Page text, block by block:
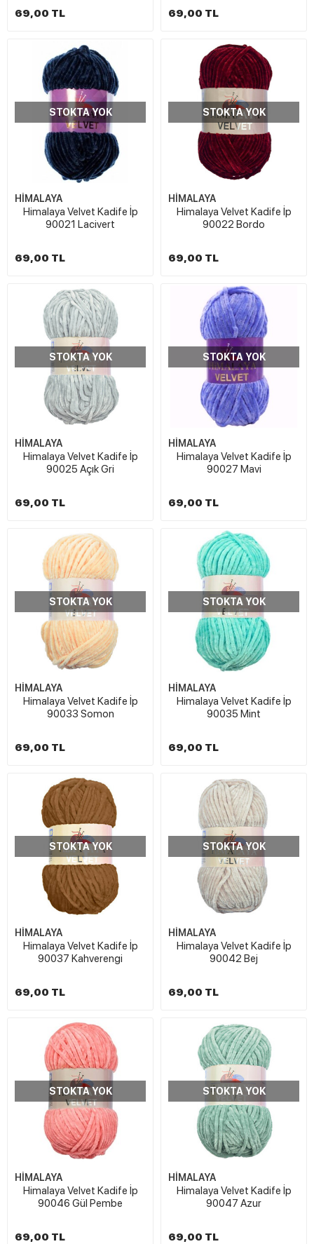
69,00 TL 69,00 TL
STOKTA YOK
HİMALAYA
Himalaya Velvet Kadife İp
90021 Lacivert
69,00 TL
STOKTA YOK
HİMALAYA
Himalaya Velvet Kadife İp
90022 Bordo
69,00 TL
STOKTA YOK
HİMALAYA
Himalaya Velvet Kadife İp
90025 Açık Gri
69,00 TL
STOKTA YOK
HİMALAYA
Himalaya Velvet Kadife İp
90027 Mavi
69,00 TL
STOKTA YOK
HİMALAYA
Himalaya Velvet Kadife İp
90033 Somon
69,00 TL
STOKTA YOK
HİMALAYA
Himalaya Velvet Kadife İp
90035 Mint
69,00 TL
STOKTA YOK
HİMALAYA
Himalaya Velvet Kadife İp
90037 Kahverengi
69,00 TL
STOKTA YOK
HİMALAYA
Himalaya Velvet Kadife İp
90042 Bej
69,00 TL
STOKTA YOK
HİMALAYA
Himalaya Velvet Kadife İp
90046 Gül Pembe
69,00 TL
STOKTA YOK
HİMALAYA
Himalaya Velvet Kadife İp
90047 Azur
69,00 TL